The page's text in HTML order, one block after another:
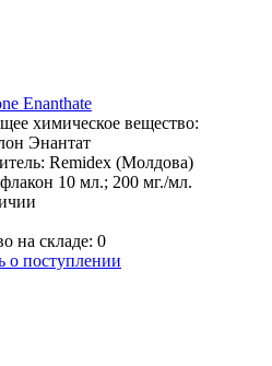
Enanthate
химическое вещество:
Энантат
Remidex (Молдова)
10 мл.; 200 мг./мл.
на складе: 0
о поступлении